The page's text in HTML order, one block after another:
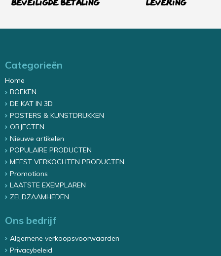
Beveiligde betaling
levering
Categorieën
Home
BOEKEN
DE KAT IN 3D
POSTERS & KUNSTDRUKKEN
OBJECTEN
Nieuwe artikelen
POPULAIRE PRODUCTEN
MEEST VERKOCHTEN PRODUCTEN
Promotions
LAATSTE EXEMPLAREN
ZELDZAAMHEDEN
Ons bedrijf
Algemene verkoopsvoorwaarden
Privacybeleid